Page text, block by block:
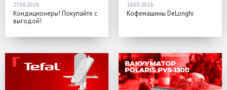
27.06.2026
Кондиционеры! Покупайте с
выгодой!
16.03.2026
Кофемашины DeLonghi